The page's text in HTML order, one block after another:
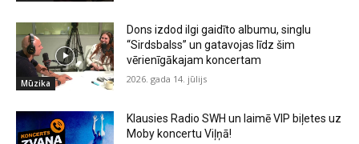
Mūzika
Dons izdod ilgi gaidīto albumu, singlu
“Sirdsbalss” un gatavojas līdz šim
vērienīgākajam koncertam
2026. gada 14. jūlijs
Klausies Radio SWH un laimē VIP biļetes uz
Moby koncertu Viļņā!